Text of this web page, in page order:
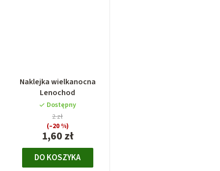
Naklejka wielkanocna
Lenochod
Dostępny
1,60 zł
2 zł
(–20 %)
DO KOSZYKA